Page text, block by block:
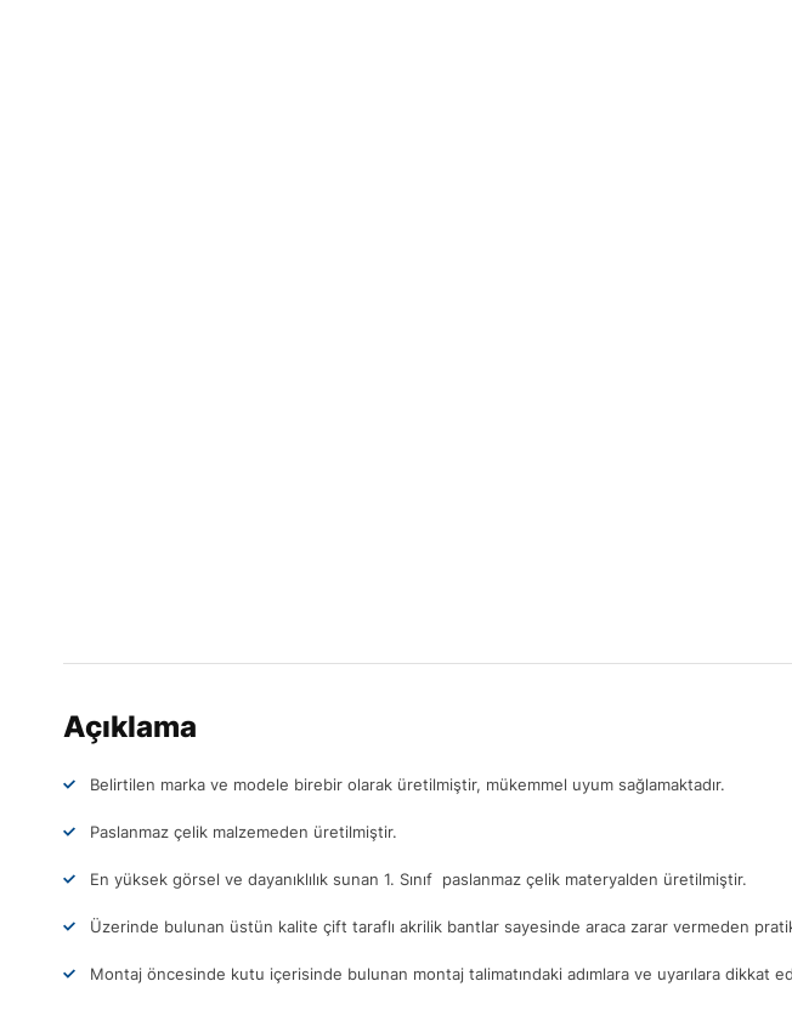
Açıklama
Belirtilen marka ve modele birebir olarak üretilmiştir, mükemmel uyum sağlamaktadır.
Paslanmaz çelik malzemeden üretilmiştir.
En yüksek görsel ve dayanıklılık sunan 1. Sınıf paslanmaz çelik materyalden üretilmiştir.
Üzerinde bulunan üstün kalite çift taraflı akrilik bantlar sayesinde araca zarar vermeden
Montaj öncesinde kutu içerisinde bulunan montaj talimatındaki adımlara ve uyarılara dikkat